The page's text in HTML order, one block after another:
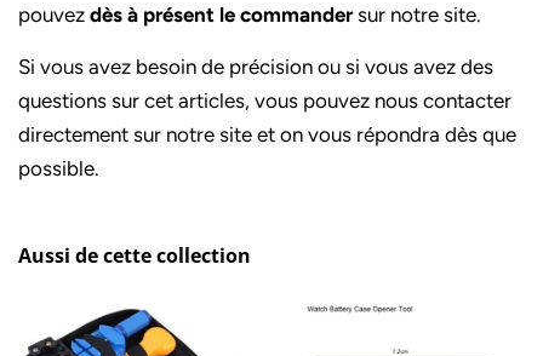
pouvez dès à présent le commandersur notre site.
Si vous avez besoin de précision ou si vous avez des
questions sur cet articles, vous pouvez nous contacter
directement sur notre site et on vous répondra dès que
possible.
Aussi de cette collection